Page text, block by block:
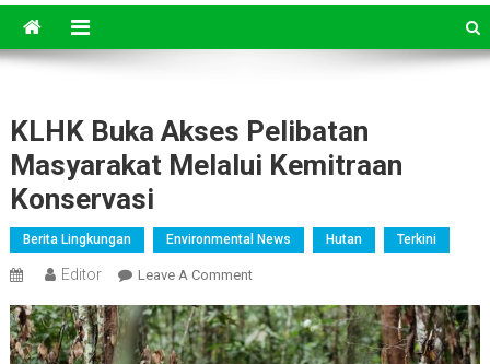
KLHK Buka Akses Pelibatan
Masyarakat Melalui Kemitraan
Konservasi
Berita Lingkungan Environmental News Hutan Terkini
Editor Leave A CommentOn
Buka
Akses